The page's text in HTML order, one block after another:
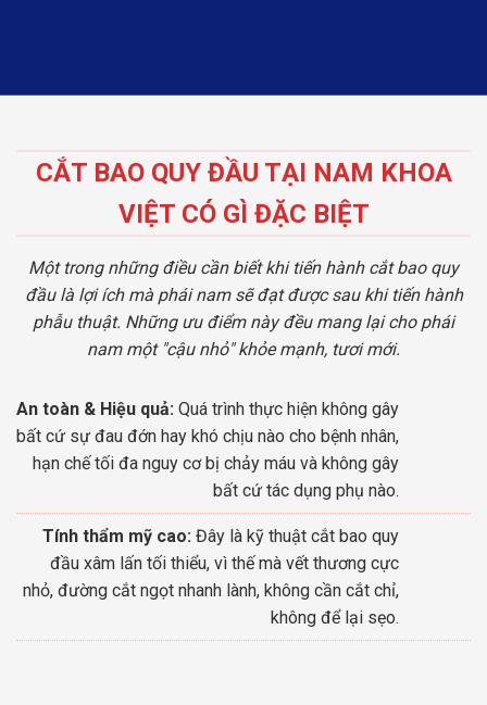
CẮT BAO QUY ĐẦU TẠI NAM KHOA
VIỆT CÓ GÌ ĐẶC BIỆT
Một trong những điều cần biết khi tiến hành cắt bao quy
đầu là lợi ích mà phái nam sẽ đạt được sau khi tiến hành
phẫu thuật. Những ưu điểm này đều mang lại cho phái
nam một "cậu nhỏ" khỏe mạnh, tươi mới.
An toàn & Hiệu quả: Quá trình thực hiện không gây
bất cứ sự đau đớn hay khó chịu nào cho bệnh nhân,
hạn chế tối đa nguy cơ bị chảy máu và không gây
bất cứ tác dụng phụ nào.
Tính thẩm mỹ cao: Đây là kỹ thuật cắt bao quy
đầu xâm lấn tối thiểu, vì thế mà vết thương cực
nhỏ, đường cắt ngọt nhanh lành, không cần cắt chỉ,
không để lại sẹo.